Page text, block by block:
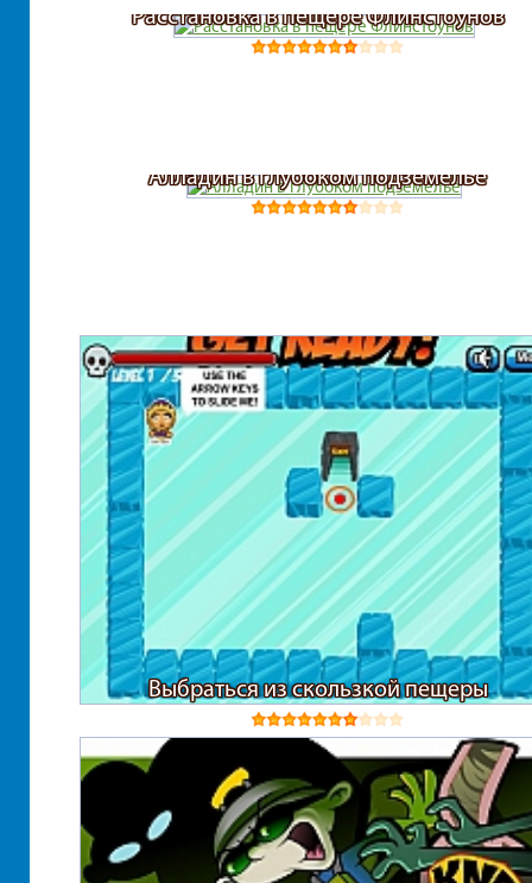
Расстановка в пещере Флинстоунов
Алладин в глубоком подземелье
Выбраться из скользкой пещеры